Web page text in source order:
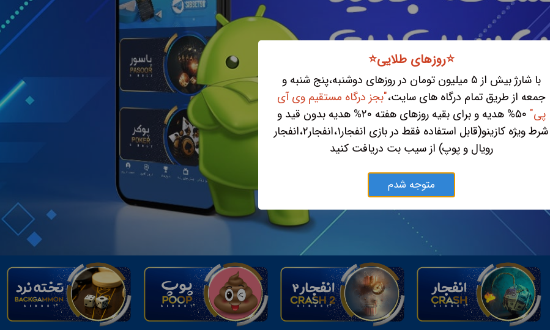
⭐️روزهای طلایی⭐️
با شارژ بیش از ۵ میلیون تومان در روزهای دوشنبه،پنج شنبه و
جمعه از طریق تمام درگاه های سایت،"بجز درگاه مستقیم وی آی
پی"
۵۰% هدیه و برای بقیه روزهای هفته ۲۰% هدیه بدون قید و
شرط ویژه کازینو(قابل استفاده فقط در بازی انفجار۱،انفجار۲،انفجار
رویال و پوپ) از سیب بت دریافت کنید
متوجه شدم